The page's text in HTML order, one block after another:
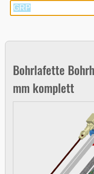
Bohrlafette
mm komplett